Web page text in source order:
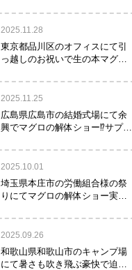
2025.11.28
東京都品川区のオフィスにて引
っ越しのお祝いで生の本マグロ
体ショーを行いお祝いしてまい
りました
2025.11.25
広島県広島市の結婚式場にて余
興でマグロの解体ショー⁉サプラ
場！！！
2025.10.01
埼玉県本庄市の労働組合様の祭
りにてマグロの解体ショー実施
2025.09.26
和歌山県和歌山市のキャンプ場
にて暑さも吹き飛ぶ豪快で迫力